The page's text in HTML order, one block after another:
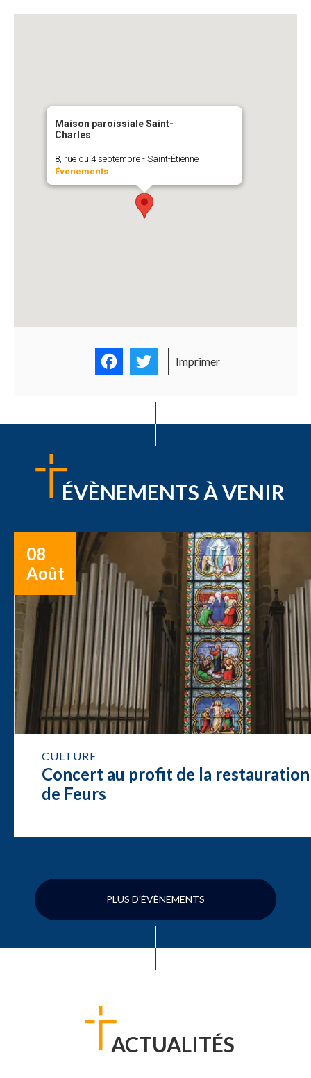
Maison paroissiale Saint-
Charles
8, rue du 4 septembre - Saint-Étienne
Évènements
FacebookTwitter
Imprimer
ÉVÈNEMENTS À VENIR
08
Août
CULTURE
Concert au profit de la restauration
de Feurs
PLUS D'ÉVÉNEMENTS
ACTUALITÉS